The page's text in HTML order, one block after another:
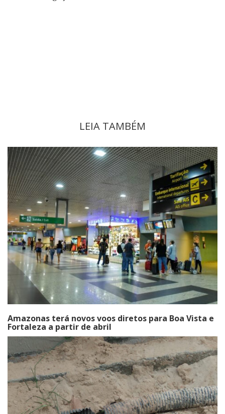
LEIA TAMBÉM
Amazonas terá novos voos diretos para Boa Vista e
Fortaleza a partir de abril